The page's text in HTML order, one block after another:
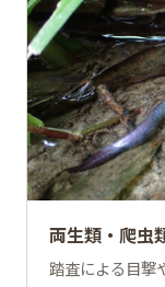
両生類・爬虫
踏査による目撃